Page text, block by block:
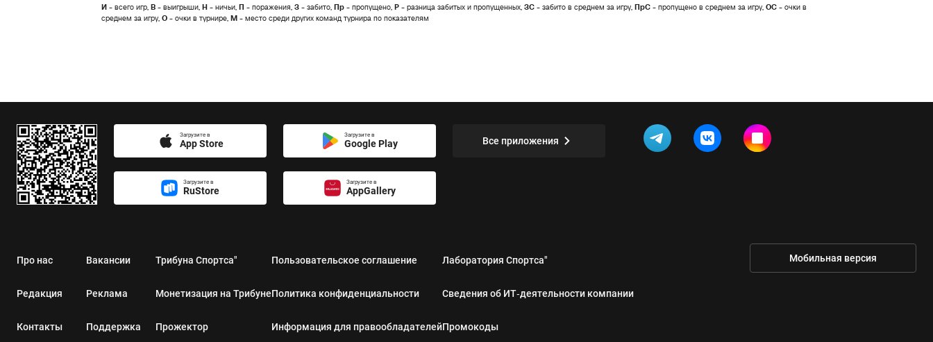
И - всего игр, В - выигрыши, Н - ничьи, П - поражения, З - забито, Пр - пропущено, Р - разница забитых и пропущенных, ЗС - забито в среднем за игру, ПрС - пропущено в среднем за игру, ОС - очки в
среднем за игру, О - очки в турнире, М - место среди других команд турнира по показателям
Загрузите в
App Store
Загрузите в
Google Play
Загрузите в
RuStore
Загрузите в
AppGallery
Все приложения
Про нас
Редакция
Контакты
Вакансии
Реклама
Поддержка
Трибуна Спортса"
Монетизация на Трибуне
Прожектор
Пользовательское соглашение
Политика конфиденциальности
Информация для правообладателей
Лаборатория Спортса"
Сведения об ИТ‑деятельности компании
Промокоды
Мобильная версия